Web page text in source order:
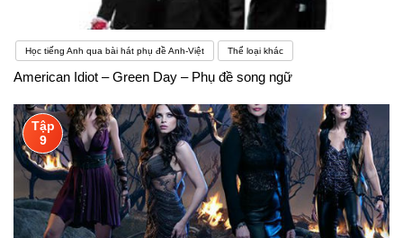
Học tiếng Anh qua bài hát phụ đề Anh-Việt Thể loại khác
American Idiot – Green Day – Phụ đề song ngữ
Tập
9